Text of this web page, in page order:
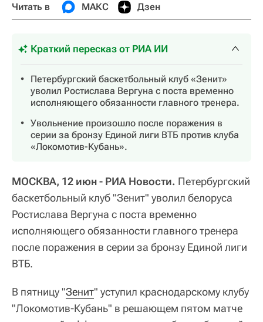
Читать в МАКС Дзен
Краткий пересказ от РИА ИИ
Петербургский баскетбольный клуб «Зенит»
уволил Ростислава Вергуна с поста временно
исполняющего обязанности главного тренера.
Увольнение произошло после поражения в
серии за бронзу Единой лиги ВТБ против клуба
«Локомотив-Кубань».
МОСКВА, 12 июн - РИА Новости. Петербургский
баскетбольный клуб "Зенит" уволил белоруса
Ростислава Вергуна с поста временно
исполняющего обязанности главного тренера
после поражения в серии за бронзу Единой лиги
ВТБ.
В пятницу "Зенит" уступил краснодарскому клубу
"Локомотив-Кубань" в решающем пятом матче